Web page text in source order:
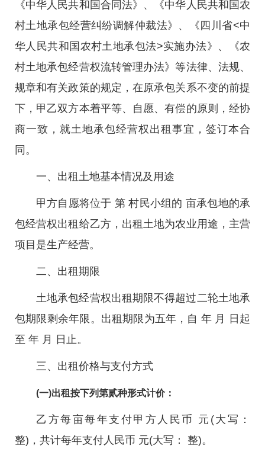
《中华人民共和国合同法》、《中华人民共和国农
村土地承包经营纠纷调解仲裁法》、《四川省<中
华人民共和国农村土地承包法>实施办法》、《农
村土地承包经营权流转管理办法》等法律、法规、
规章和有关政策的规定，在原承包关系不变的前提
下，甲乙双方本着平等、自愿、有偿的原则，经协
商一致，就土地承包经营权出租事宜，签订本合
同。
一、出租土地基本情况及用途
甲方自愿将位于 第 村民小组的 亩承包地的承
包经营权出租给乙方，出租土地为农业用途，主营
项目是生产经营。
二、出租期限
土地承包经营权出租期限不得超过二轮土地承
包期限剩余年限。出租期限为五年，自 年 月 日起
至 年 月 日止。
三、出租价格与支付方式
(一)出租按下列第贰种形式计价：
乙方每亩每年支付甲方人民币 元(大写：
整)，共计每年支付人民币 元(大写： 整)。